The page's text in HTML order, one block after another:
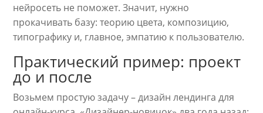
нейросеть не поможет. Значит, нужно
прокачивать базу: теорию цвета, композицию,
типографику и, главное, эмпатию к пользователю.
Практический пример: проект
до и после
Возьмем простую задачу – дизайн лендинга для